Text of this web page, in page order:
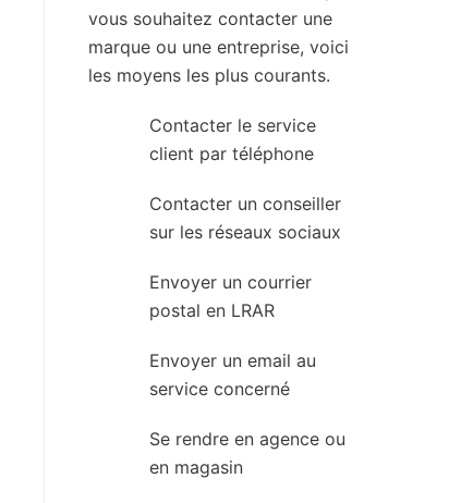
vous souhaitez contacter une
marque ou une entreprise, voici
les moyens les plus courants.
Contacter le service
client par téléphone
Contacter un conseiller
sur les réseaux sociaux
Envoyer un courrier
postal en LRAR
Envoyer un email au
service concerné
Se rendre en agence ou
en magasin